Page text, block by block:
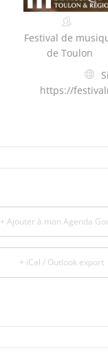
Festival de
de Toulon
https://
+ Ajouter à mon Agenda
+ iCal / Outlook export